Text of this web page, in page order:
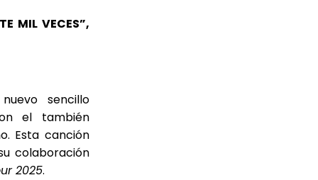
MIL VECES”,
sencillo
el también
Esta canción
colaboración
2025.